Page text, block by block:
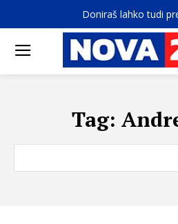
Doniraš lahko tudi
Tag: